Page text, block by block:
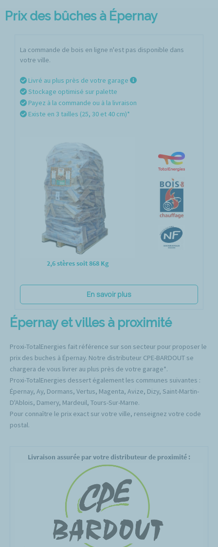
Prix des bûches à Épernay
2,6 stères soit 868 Kg
La commande de bois en ligne n'est pas disponible dans
votre ville.
Livré au plus près de votre garage
Stockage optimisé sur palette
Payez à la commande ou à la livraison
Existe en 3 tailles (25, 30 et 40 cm)*
En savoir plus
Épernay et villes à proximité
Proxi-TotalEnergies fait référence sur son secteur pour proposer le
prix des buches à Épernay. Notre distributeur CPE-BARDOUT se
chargera de vous livrer au plus près de votre garage*.
Proxi-TotalEnergies dessert également les communes suivantes :
Épernay, Ay, Dormans, Vertus, Magenta, Avize, Dizy, Saint-Martin-
D'Ablois, Damery, Mardeuil, Tours-Sur-Marne.
Pour connaître le prix exact sur votre ville, renseignez votre code
postal.
Livraison assurée par votre distributeur de proximité :